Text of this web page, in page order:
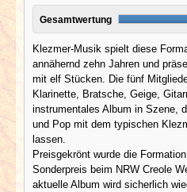
Gesamtwertung
Klezmer-Musik spielt diese
annähernd zehn Jahren und
mit elf Stücken. Die fünf
Klarinette, Bratsche, Geige,
instrumentales Album in Szene,
und Pop mit dem typischen
lassen.
Preisgekrönt wurde die
Sonderpreis beim NRW Creole
aktuelle Album wird sicherlich